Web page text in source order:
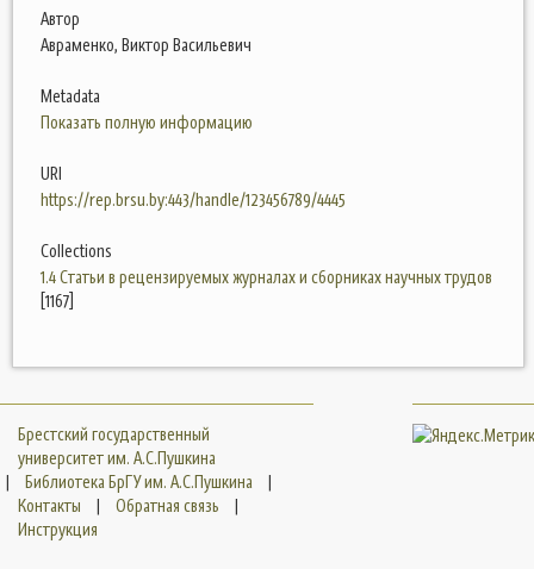
Автор
Авраменко, Виктор Васильевич
Metadata
Показать полную информацию
URI
https://rep.brsu.by:443/handle/123456789/4445
Collections
1.4 Статьи в рецензируемых журналах и сборниках научных трудов
[1167]
Брестский государственный
университет им. А.С.Пушкина
|
Библиотека БрГУ им. А.С.Пушкина
|
Контакты
| Обратная связь
|
Инструкция